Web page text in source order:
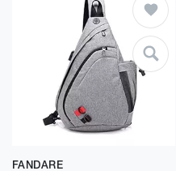
FANDARE